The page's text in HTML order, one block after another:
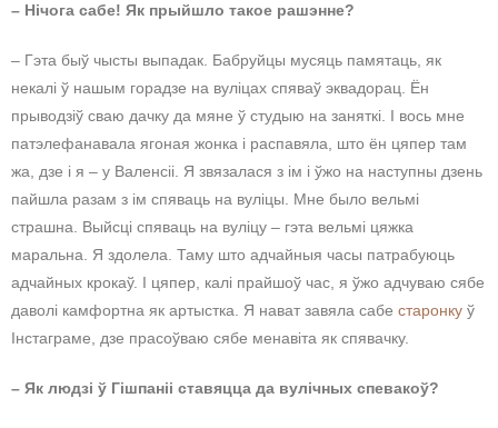
– Нічога сабе! Як прыйшло такое рашэнне?
– Гэта быў чысты выпадак. Бабруйцы мусяць памятаць, як
некалі ў нашым горадзе на вуліцах спяваў эквадорац. Ён
прыводзіў сваю дачку да мяне ў студыю на заняткі. І вось мне
патэлефанавала ягоная жонка і распавяла, што ён цяпер там
жа, дзе і я – у Валенсіі. Я звязалася з ім і ўжо на наступны дзень
пайшла разам з ім спяваць на вуліцы. Мне было вельмі
страшна. Выйсці спяваць на вуліцу – гэта вельмі цяжка
маральна. Я здолела. Таму што адчайныя часы патрабуюць
адчайных крокаў. І цяпер, калі прайшоў час, я ўжо адчуваю сябе
даволі камфортна як артыстка. Я нават завяла сабе старонку ў
Інстаграме, дзе прасоўваю сябе менавіта як спявачку.
– Як людзі ў Гішпаніі ставяцца да вулічных спевакоў?